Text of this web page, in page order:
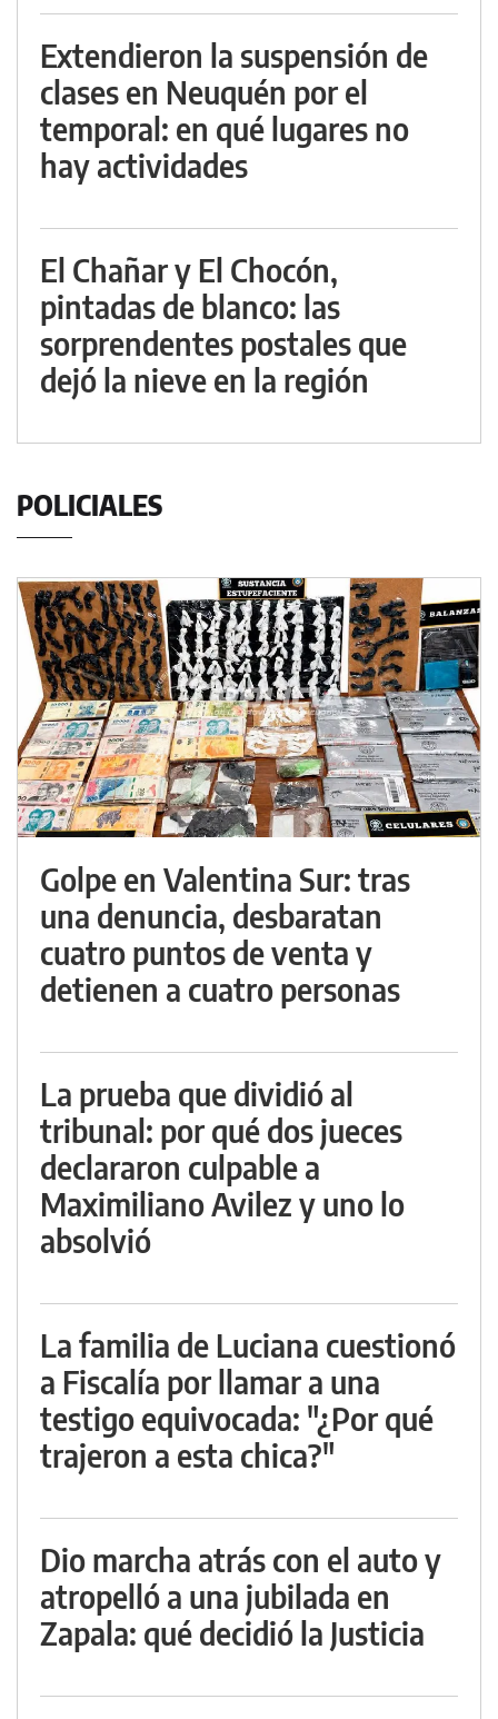
Extendieron la suspensión de
clases en Neuquén por el
temporal: en qué lugares no
hay actividades
El Chañar y El Chocón,
pintadas de blanco: las
sorprendentes postales que
dejó la nieve en la región
POLICIALES
Golpe en Valentina Sur: tras
una denuncia, desbaratan
cuatro puntos de venta y
detienen a cuatro personas
La prueba que dividió al
tribunal: por qué dos jueces
declararon culpable a
Maximiliano Avilez y uno lo
absolvió
La familia de Luciana cuestionó
a Fiscalía por llamar a una
testigo equivocada: "¿Por qué
trajeron a esta chica?"
Dio marcha atrás con el auto y
atropelló a una jubilada en
Zapala: qué decidió la Justicia